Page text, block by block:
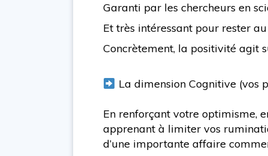
Garanti par les chercheurs en
Et très intéressant pour rester
Concrètement, la positivité agit
La dimension Cognitive (vos
En renforçant votre optimisme,
apprenant à limiter vos
d’une importante affaire